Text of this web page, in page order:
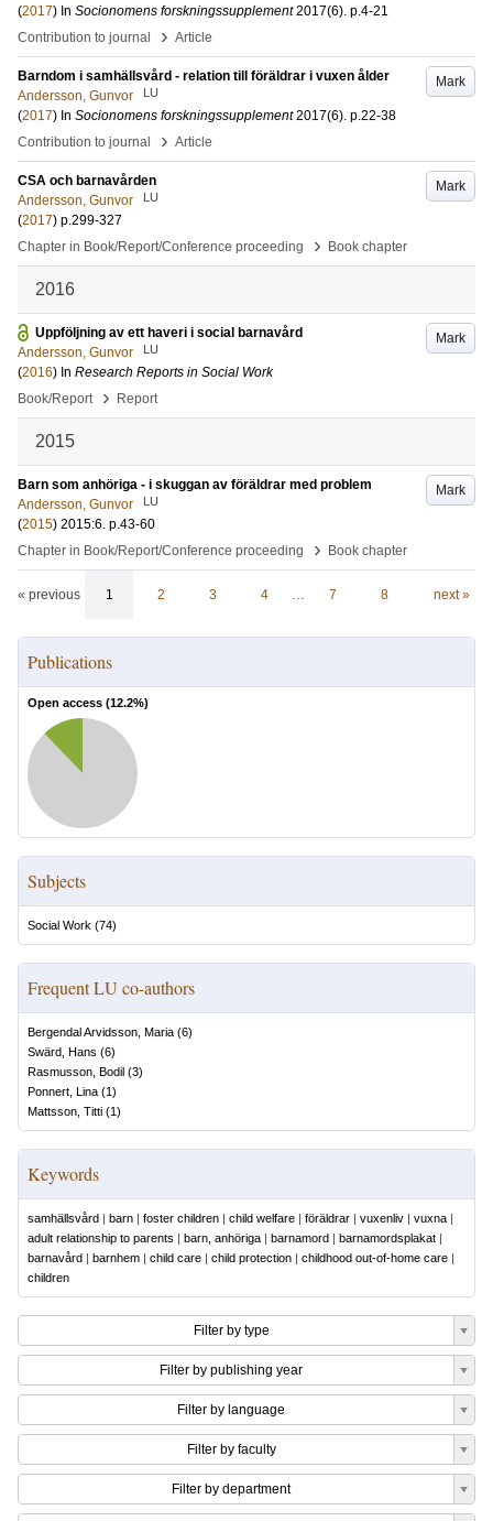
(2017) In Socionomens forskningssupplement 2017(6). p.4-21
Contribution to journal
› Article
Mark
Barndom i samhällsvård - relation till föräldrar i vuxen ålder
Andersson, Gunvor
LU
(2017) In Socionomens forskningssupplement 2017(6). p.22-38
Contribution to journal
› Article
Mark
CSA och barnavården
Andersson, Gunvor
LU
(2017) p.299-327
Chapter in Book/Report/Conference proceeding
› Book chapter
2016
Mark
Uppföljning av ett haveri i social barnavård
Andersson, Gunvor
LU
(2016) In Research Reports in Social Work
Book/Report
› Report
2015
Mark
Barn som anhöriga - i skuggan av föräldrar med problem
Andersson, Gunvor
LU
(2015) 2015:6. p.43-60
Chapter in Book/Report/Conference proceeding
› Book chapter
« previous 1 2 3 4 … 7 8 next »
Publications
Open access (12.2%)
Subjects
Social Work (74)
Frequent LU co-authors
Bergendal Arvidsson, Maria (6)
Swärd, Hans (6)
Rasmusson, Bodil (3)
Ponnert, Lina (1)
Mattsson, Titti (1)
Keywords
samhällsvård | barn | foster children | child welfare | föräldrar | vuxenliv | vuxna |
adult relationship to parents | barn, anhöriga | barnamord | barnamordsplakat |
barnavård | barnhem | child care | child protection | childhood out-of-home care |
children
Filter by type
Filter by publishing year
Filter by language
Filter by faculty
Filter by department